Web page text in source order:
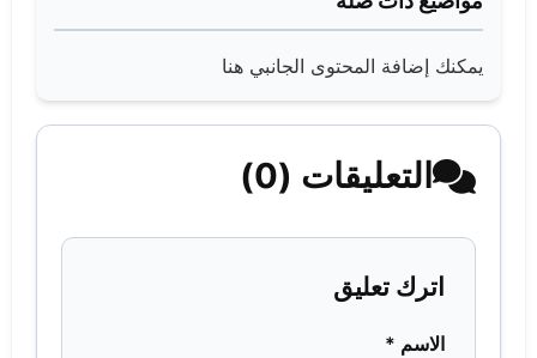
يمكنك إضافة المحتوى الجانبي هنا
التعليقات (0)
اترك تعليق
الاسم *